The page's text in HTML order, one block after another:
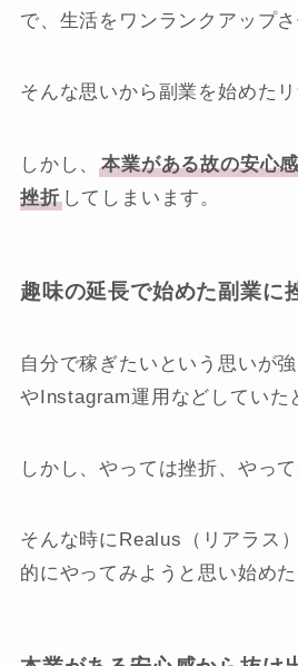
で、生活をワンランクアップさ
そんな思いから副業を始めたリ
しかし、本業がある故の安心
挫折してしまいます。
趣味の延長で始めた副業に
自分で稼ぎたいという思いが
やInstagram運用などしていた
しかし、やっては挫折、やっ
そんな時にRealus（リアラス
的にやってみようと思い始めた